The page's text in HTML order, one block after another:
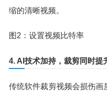
缩的清晰视频。
图2：设置视频比特率
4. AI技术加持，裁剪同时提
传统软件裁剪视频会损伤画